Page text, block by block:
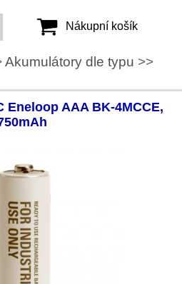
Zapomenuté heslo
Nákupní košík
Akumulátory dle typu >>
Eneloop AAA BK-4MCCE,